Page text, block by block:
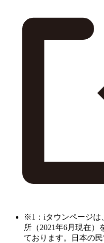
※1：iタウンページは
所（2021年6月現在）
ております。日本の